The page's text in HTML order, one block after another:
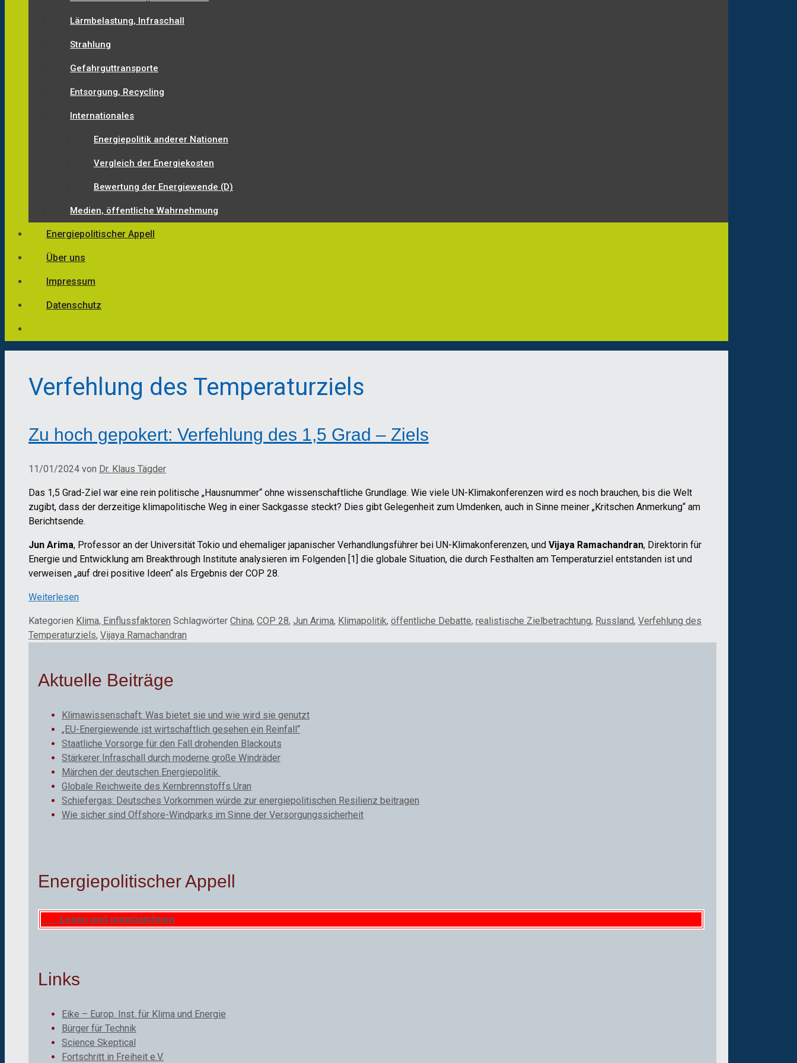
Lärmbelastung, Infraschall
Strahlung
Gefahrguttransporte
Entsorgung, Recycling
Internationales
Energiepolitik anderer Nationen
Vergleich der Energiekosten
Bewertung der Energiewende (D)
Medien, öffentliche Wahrnehmung
Energiepolitischer Appell
Über uns
Impressum
Datenschutz
Verfehlung des Temperaturziels
Zu hoch gepokert: Verfehlung des 1,5 Grad – Ziels
11/01/2024 von Dr. Klaus Tägder
Das 1,5 Grad-Ziel war eine rein politische „Hausnummer“ ohne wissenschaftliche Grundlage. Wie viele UN-Klimakonferenzen wird es noch brauchen, bis die Welt
zugibt, dass der derzeitige klimapolitische Weg in einer Sackgasse steckt? Dies gibt Gelegenheit zum Umdenken, auch in Sinne meiner „Kritschen Anmerkung“ am
Berichtsende.
Jun Arima, Professor an der Universität Tokio und ehemaliger japanischer Verhandlungsführer bei UN-Klimakonferenzen, und Vijaya Ramachandran, Direktorin für
Energie und Entwicklung am Breakthrough Institute analysieren im Folgenden [1] die globale Situation, die durch Festhalten am Temperaturziel entstanden ist und
verweisen „auf drei positive Ideen“ als Ergebnis der COP 28.
Weiterlesen
Kategorien Klima, Einflussfaktoren Schlagwörter China, COP 28, Jun Arima, Klimapolitik, öffentliche Debatte, realistische Zielbetrachtung, Russland, Verfehlung des
Temperaturziels, Vijaya Ramachandran
Aktuelle Beiträge
Klimawissenschaft: Was bietet sie und wie wird sie genutzt
„EU-Energiewende ist wirtschaftlich gesehen ein Reinfall“
Staatliche Vorsorge für den Fall drohenden Blackouts
Stärkerer Infraschall durch moderne große Windräder
Märchen der deutschen Energiepolitik
Globale Reichweite des Kernbrennstoffs Uran
Schiefergas: Deutsches Vorkommen würde zur energiepolitischen Resilienz beitragen
Wie sicher sind Offshore-Windparks im Sinne der Versorgungssicherheit
Energiepolitischer Appell
Lesen und unterzeichnen
Links
Eike – Europ. Inst. für Klima und Energie
Bürger für Technik
Science Skeptical
Fortschritt in Freiheit e.V.